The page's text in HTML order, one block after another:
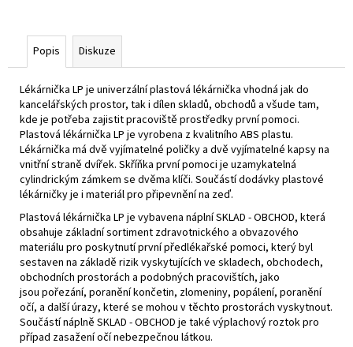
Popis Diskuze
Lékárnička LP je univerzální plastová lékárnička vhodná jak do
kancelářských prostor, tak i dílen skladů, obchodů a všude tam,
kde je potřeba zajistit pracoviště prostředky první pomoci.
Plastová lékárnička LP je vyrobena z kvalitního ABS plastu.
Lékárnička má dvě vyjímatelné poličky a dvě vyjímatelné kapsy na
vnitřní straně dvířek. Skříňka první pomoci je uzamykatelná
cylindrickým zámkem se dvěma klíči. Součástí dodávky plastové
lékárničky je i materiál pro připevnění na zeď.
Plastová lékárnička LP je vybavena náplní SKLAD - OBCHOD, která
obsahuje základní sortiment zdravotnického a obvazového
materiálu pro poskytnutí první předlékařské pomoci, který byl
sestaven na základě rizik vyskytujících ve skladech, obchodech,
obchodních prostorách a podobných pracovištích, jako
jsou pořezání, poranění končetin, zlomeniny, popálení, poranění
očí, a další úrazy, které se mohou v těchto prostorách vyskytnout.
Součástí náplně SKLAD - OBCHOD je také výplachový roztok pro
případ zasažení očí nebezpečnou látkou.